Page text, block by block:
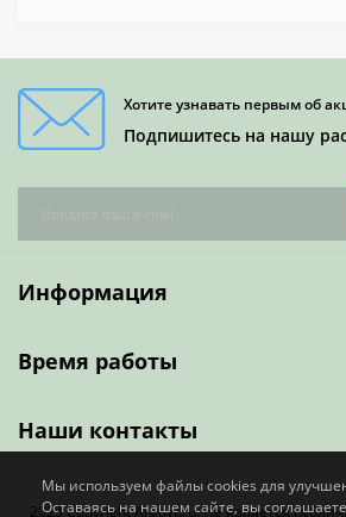
Хотите узнавать первым об
Подпишитесь на нашу
Информация
Время работы
Наши контакты
2023 Copyright ArgoW.ru. Не является
Мы используем файлы cookies для
Оставаясь на нашем сайте, вы